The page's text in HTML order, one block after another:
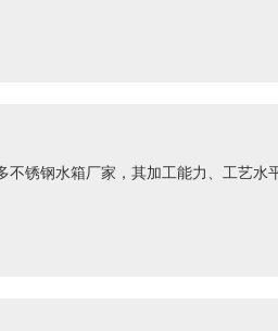
锈钢水箱厂家，其加工能力、工艺水